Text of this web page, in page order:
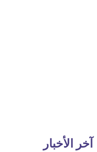
آخر الأخبار